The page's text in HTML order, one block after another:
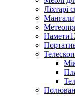
Ліхтарі
Намети